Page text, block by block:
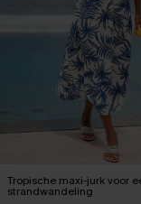
Tropische maxi-jurk voor
strandwandeling